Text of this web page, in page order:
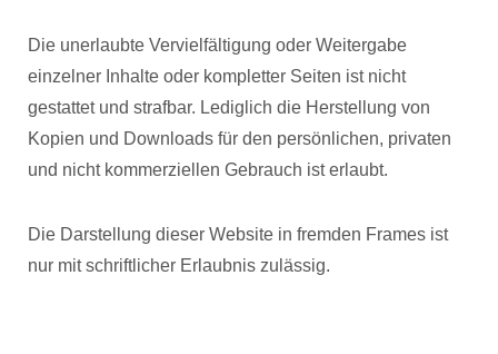
Die unerlaubte Vervielfältigung oder Weitergabe
einzelner Inhalte oder kompletter Seiten ist nicht
gestattet und strafbar. Lediglich die Herstellung von
Kopien und Downloads für den persönlichen, privaten
und nicht kommerziellen Gebrauch ist erlaubt.
Die Darstellung dieser Website in fremden Frames ist
nur mit schriftlicher Erlaubnis zulässig.